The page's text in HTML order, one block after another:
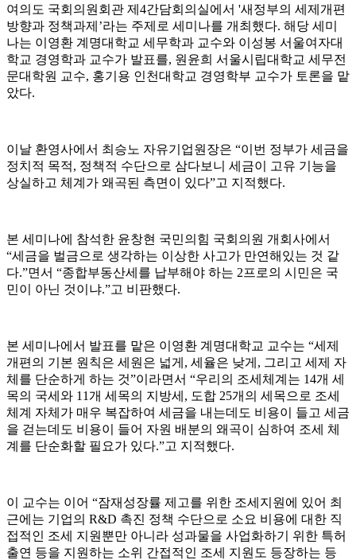
여의도 국회의원회관 제4간담회의실에서 '새정부의 세제개편
방향과 정책과제’라는 주제로 세미나를 개최했다. 해당 세미
나는 이영환 계명대학교 세무학과 교수와 이성봉 서울여자대
학교 경영학과 교수가 발표를, 원윤희 서울시립대학교 세무전
문대학원 교수, 홍기용 인천대학교 경영학부 교수가 토론을 맡
았다.
이날 환영사에서 최승노 자유기업원장은 “이번 정부가 세금을
정치적 목적, 정책적 수단으로 삼다보니 세금이 고유 기능을
상실하고 체계가 왜곡된 측면이 있다”고 지적했다.
본 세미나에 참석한 윤창현 국민의힘 국회의원 개회사에서
“세금을 벌금으로 생각하는 이상한 사고가 만연해있는 것 같
다.”면서 “종합부동산세를 납부해야 하는 2프로의 시민은 국
민이 아닌 것이냐.”고 비판했다.
본 세미나에서 발표를 맡은 이영환 계명대학교 교수는 “세제
개편의 기본 원칙은 세원은 넓게, 세율은 낮게, 그리고 세제 자
체를 단순하게 하는 것”이라면서 “우리의 조세체계는 14개 세
목의 국세와 11개 세목의 지방세, 도합 25개의 세목으로 조세
체계 자체가 매우 복잡하여 세금을 내는데도 비용이 들고 세금
을 걷는데도 비용이 들어 자원 배분의 왜곡이 심하여 조세 체
계를 단순화할 필요가 있다.”고 지적했다.
이 교수는 이어 “잠재성장률 제고를 위한 조세지원에 있어 최
근에는 기업의 R&D 촉진 정책 수단으로 소요 비용에 대한 직
접적인 조세 지원뿐만 아니라 성과물을 사업화하기 위한 특허
출연 등을 지원하는 소위 간접적인 조세 지원도 등장하는 등